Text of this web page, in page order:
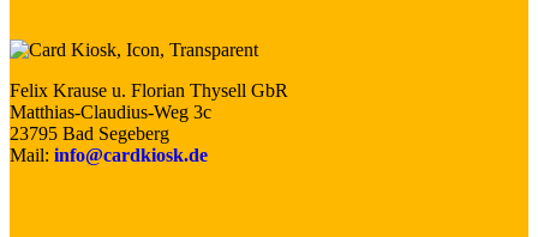
Felix Krause u. Florian Thysell GbR
Matthias-Claudius-Weg 3c
23795 Bad Segeberg
Mail: info@cardkiosk.de